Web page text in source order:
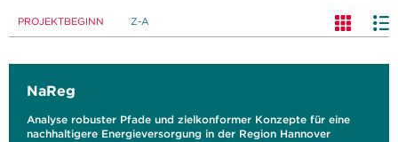
PROJEKTBEGINN Z-A
NaReg
Analyse robuster Pfade und zielkonformer Konzepte für eine
nachhaltigere Energieversorgung in der Region Hannover